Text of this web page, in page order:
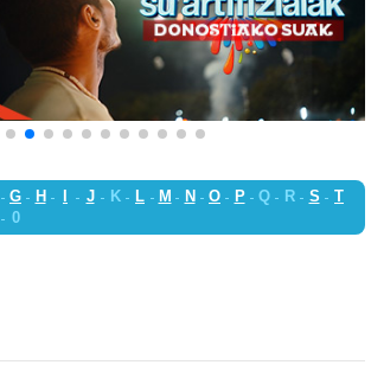
G H J K L M N O P Q R S
T
0